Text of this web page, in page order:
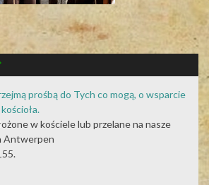
prośbą do Tych co mogą, o wsparcie
w kościele lub przelane na nasze
Antwerpen